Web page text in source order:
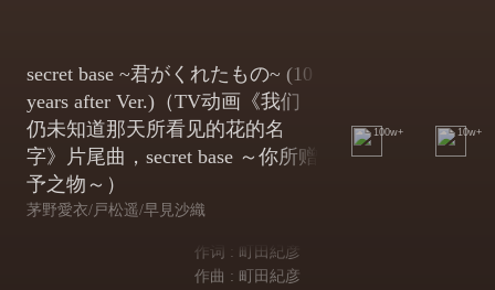
secret base ~君がくれたもの~ (10
years after Ver.)（TV动画《我们
仍未知道那天所看见的花的名
字》片尾曲，secret base ～你所赠
予之物～）
茅野愛衣/戸松遥/早見沙織
100w+ 10w+
作词 : 町田紀彦
作曲 : 町田紀彦